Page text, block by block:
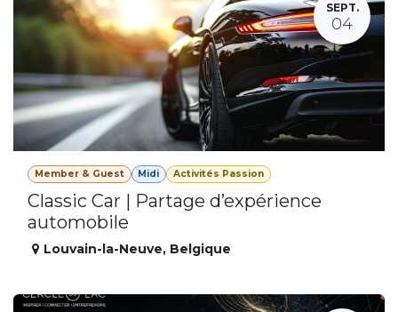
SEPT.
04
Member & Guest Midi Activités Passion
Classic Car | Partage d’expérience
automobile
Louvain-la-Neuve, Belgique